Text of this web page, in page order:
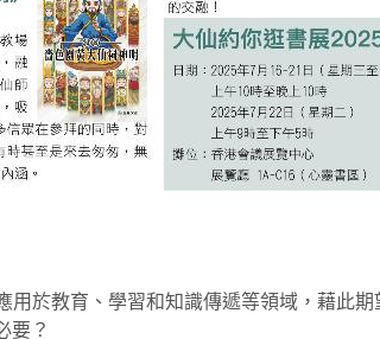
於教育、學習和知識傳遞等領域，藉此
要？